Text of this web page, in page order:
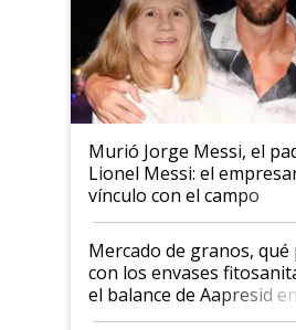
Murió Jorge Messi, el
Lionel Messi: el
vínculo con el campo
Mercado de granos, qué
con los envases
el balance de Aapresid en
Posta